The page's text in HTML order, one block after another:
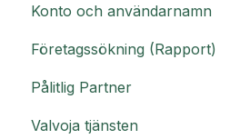
Konto och användarnamn
Kundportal
Användarnamn
Svar på vanliga frågor om
Företagssökning (Rapport)
Rapport och Rapport PRO
Vanliga frågor om Rapport -
Pålitlig Partner
Pålitlig Partner instruktioner
Valvoja tjänsten